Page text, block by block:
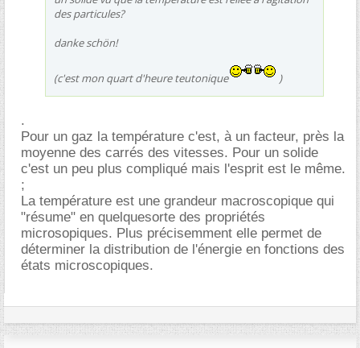
des particules?
danke schön!
(c'est mon quart d'heure teutonique )
.
Pour un gaz la température c'est, à un facteur, près la
moyenne des carrés des vitesses. Pour un solide
c'est un peu plus compliqué mais l'esprit est le même.
;
La température est une grandeur macroscopique qui
"résume" en quelquesorte des propriétés
microsopiques. Plus précisemment elle permet de
déterminer la distribution de l'énergie en fonctions des
états microscopiques.